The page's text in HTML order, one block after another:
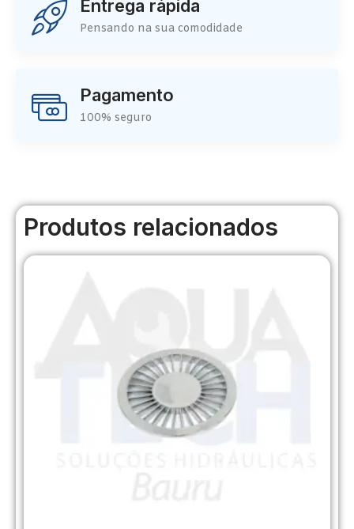
Entrega rápida
Pensando na sua comodidade
Pagamento
100% seguro
Produtos relacionados